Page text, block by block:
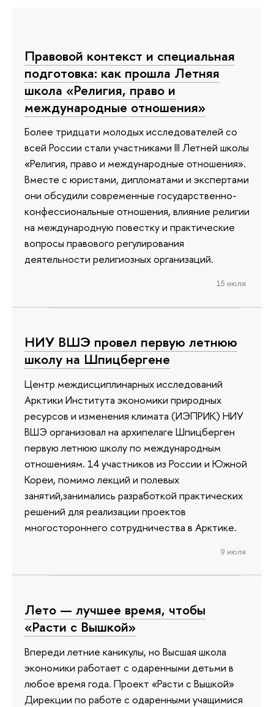
Правовой контекст и специальная
подготовка: как прошла Летняя
школа «Религия, право и
международные отношения»
Более тридцати молодых исследователей со
всей России стали участниками III Летней школы
«Религия, право и международные отношения».
Вместе с юристами, дипломатами и экспертами
они обсудили современные государственно-
конфессиональные отношения, влияние религии
на международную повестку и практические
вопросы правового регулирования
деятельности религиозных организаций.
15 июля
НИУ ВШЭ провел первую летнюю
школу на Шпицбергене
Центр междисциплинарных исследований
Арктики Института экономики природных
ресурсов и изменения климата (ИЭПРИК) НИУ
ВШЭ организовал на архипелаге Шпицберген
первую летнюю школу по международным
отношениям. 14 участников из России и Южной
Кореи, помимо лекций и полевых
занятий,занимались разработкой практических
решений для реализации проектов
многостороннего сотрудничества в Арктике.
9 июля
Лето — лучшее время, чтобы
«Расти с Вышкой»
Впереди летние каникулы, но Высшая школа
экономики работает с одаренными детьми в
любое время года. Проект «Расти с Вышкой»
Дирекции по работе с одаренными учащимися